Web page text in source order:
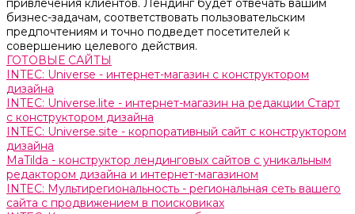
привлечения клиентов. Лендинг будет отвечать вашим
бизнес-задачам, соответствовать пользовательским
предпочтениям и точно подведет посетителей к
совершению целевого действия.
ГОТОВЫЕ САЙТЫ
INTEC: Universe - интернет-магазин с конструктором
дизайна
INTEC: Universe.lite - интернет-магазин на редакции Старт
с конструктором дизайна
INTEC: Universe.site - корпоративный сайт с конструктором
дизайна
MaTilda - конструктор лендинговых сайтов с уникальным
редактором дизайна и интернет-магазином
INTEC: Мультирегиональность - региональная сеть вашего
сайта с продвижением в поисковиках